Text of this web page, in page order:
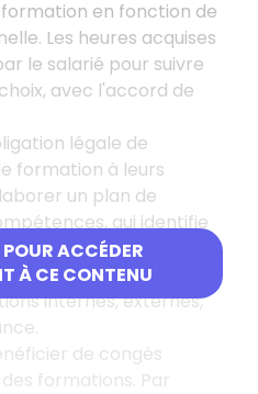
ACCÉDER
À CE CONTENU
en fonction de
Les heures acquises
le salarié pour suivre
avec l'accord de
légale de
formation à leurs
un plan de
qui identifie
des salariés et les
y répondre. Ce plan
internes, externes,
de congés
formations. Par